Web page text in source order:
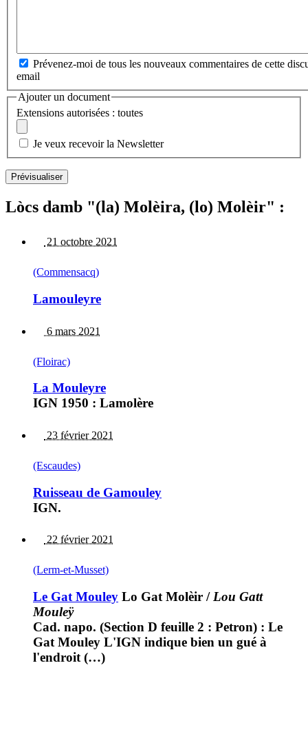
Prévenez-moi de tous les nouveaux commentaires de cette
email
Ajouter un document
Extensions autorisées : toutes
Je veux recevoir la Newsletter
Lòcs damb "(la) Molèira, (lo) Molèir" :
21 octobre 2021
(Commensacq)
Lamouleyre
6 mars 2021
(Floirac)
La Mouleyre
IGN 1950 : Lamolère
23 février 2021
(Escaudes)
Ruisseau de Gamouley
IGN.
22 février 2021
(Lerm-et-Musset)
Le Gat Mouley Lo Gat Molèir / Lou Gatt
Mouleÿ
Cad. napo. (Section D feuille 2 : Petron) : Le
Gat Mouley L'IGN indique bien un gué à
l'endroit (…)